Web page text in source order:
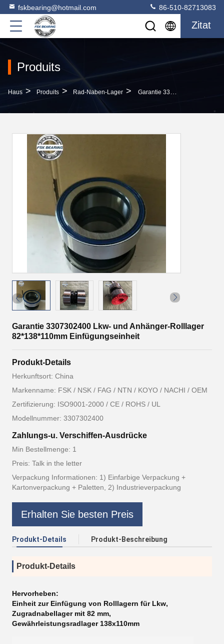
fskbearing@hotmail.com 86-510-82713083
Zitat
Produits
Haus > Produits > Rad-Naben-Lager > Garantie 3307302400 Lkw- Und Anhänger-Rolllager 82*138*110mm Einfügungseinheit
Garantie 3307302400 Lkw- und Anhänger-Rolllager
82*138*110mm Einfügungseinheit
Produkt-Details
Herkunftsort: China
Markenname: FSK / NSK / FAG / NTN / KOYO / NACHI / OEM
Zertifizierung: ISO9001-2000 / CE / ROHS / UL
Modellnummer: 3307302400
Zahlungs-u. Verschiffen-Ausdrücke
Min Bestellmenge: 1
Preis: Talk in the letter
Verpackung Informationen: 1) Einfarbige Verpackung +
Kartonverpackung + Paletten, 2) Industrieverpackung
Erhalten Sie besten Preis
Produkt-Details Produkt-Beschreibung
Produkt-Details
Hervorheben:
Einheit zur Einfügung von Rolllagern für Lkw,
Zugradnabellager mit 82 mm,
Gewährleistungsradlager 138x110mm